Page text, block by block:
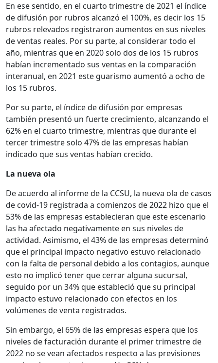
En ese sentido, en el cuarto trimestre de 2021 el índice
de difusión por rubros alcanzó el 100%, es decir los 15
rubros relevados registraron aumentos en sus niveles
de ventas reales. Por su parte, al considerar todo el
año, mientras que en 2020 solo dos de los 15 rubros
habían incrementado sus ventas en la comparación
interanual, en 2021 este guarismo aumentó a ocho de
los 15 rubros.
Por su parte, el índice de difusión por empresas
también presentó un fuerte crecimiento, alcanzando el
62% en el cuarto trimestre, mientras que durante el
tercer trimestre solo 47% de las empresas habían
indicado que sus ventas habían crecido.
La nueva ola
De acuerdo al informe de la CCSU, la nueva ola de casos
de covid-19 registrada a comienzos de 2022 hizo que el
53% de las empresas establecieran que este escenario
las ha afectado negativamente en sus niveles de
actividad. Asimismo, el 43% de las empresas determinó
que el principal impacto negativo estuvo relacionado
con la falta de personal debido a los contagios, aunque
esto no implicó tener que cerrar alguna sucursal,
seguido por un 34% que estableció que su principal
impacto estuvo relacionado con efectos en los
volúmenes de venta registrados.
Sin embargo, el 65% de las empresas espera que los
niveles de facturación durante el primer trimestre de
2022 no se vean afectados respecto a las previsiones